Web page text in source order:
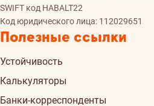
SWIFT код HABALT22
Код юридического лица: 112029651
Полезные ссылки
Устойчивость
Калькуляторы
Банки-корреспонденты